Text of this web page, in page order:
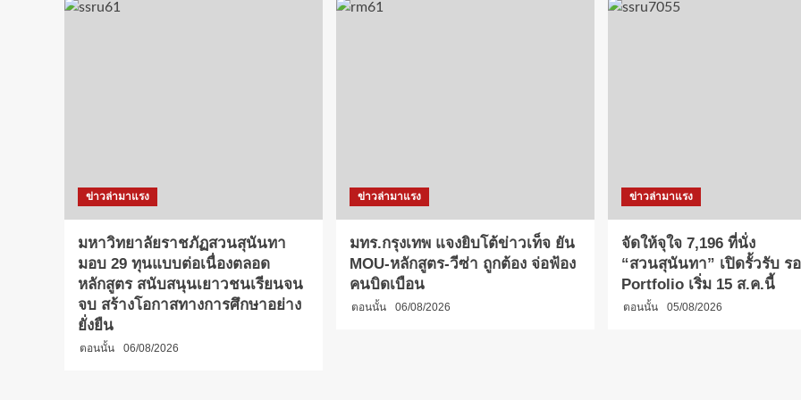
ข่าวล่ามาแรง
มหาวิทยาลัยราชภัฏสวนสุนันทา
มอบ 29 ทุนแบบต่อเนื่องตลอด
หลักสูตร สนับสนุนเยาวชนเรียนจน
จบ สร้างโอกาสทางการศึกษาอย่าง
ยั่งยืน
ตอนนั้น 06/08/2026
ข่าวล่ามาแรง
มทร.กรุงเทพ แจงยิบโต้ข่าวเท็จ ยัน
MOU-หลักสูตร-วีซ่า ถูกต้อง จ่อฟ้อง
คนบิดเบือน
ตอนนั้น 06/08/2026
ข่าวล่ามาแรง
จัดให้จุใจ 7,196 ที่นั่ง
“สวนสุนันทา” เปิดรั้วรับ ร
Portfolio เริ่ม 15 ส.ค.นี้
ตอนนั้น 05/08/2026